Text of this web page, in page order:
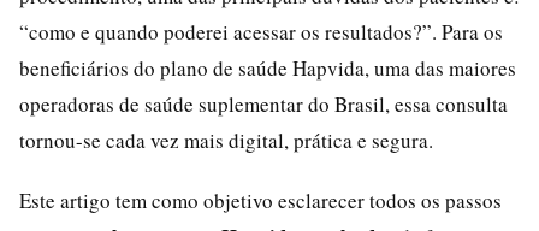
“como e quando poderei acessar os resultados?”. Para os
beneficiários do plano de saúde Hapvida, uma das maiores
operadoras de saúde suplementar do Brasil, essa consulta
tornou-se cada vez mais digital, prática e segura.
Este artigo tem como objetivo esclarecer todos os passos